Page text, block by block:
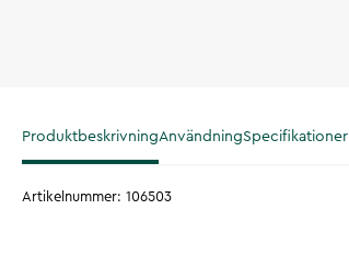
ProduktbeskrivningAnvändningSpecifikationer
Artikelnummer: 106503